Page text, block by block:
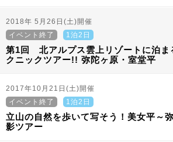
2018年 5月26日(土)開催
イベント終了
1泊2日
第1回 北アルプス雲上リゾートに泊ま
クニックツアー!! 弥陀ヶ原・室堂平
2017年10月21日(土)開催
イベント終了
1泊2日
立山の自然を歩いて写そう！美女平～
影ツアー